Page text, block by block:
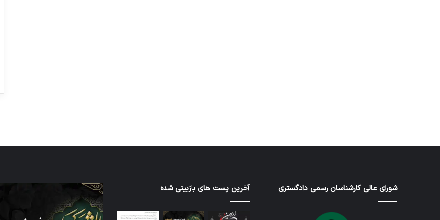
شورای عالی کارشناسان رسمی دادگستری آخرین پست های بازبینی شده
گزارش
اربعین
حسینی
تاسوعا
و
عاشورای